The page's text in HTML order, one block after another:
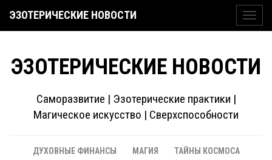
ЭЗОТЕРИЧЕСКИЕ НОВОСТИ
ЭЗОТЕРИЧЕСКИЕ НОВОСТИ
Саморазвитие | Эзотерические практики |
Магическое искусство | Сверхспособности
ДУХОВНЫЕ ФИНАНСЫ МАГИЯ
ТАЙНЫ КОСМОСА